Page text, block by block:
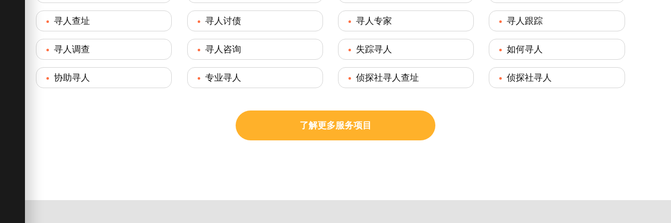
寻人查址 寻人讨债 寻人专家 寻人跟踪
寻人调查 寻人咨询 失踪寻人 如何寻人
协助寻人 专业寻人 侦探社寻人查址 侦探社寻人
了解更多服务项目